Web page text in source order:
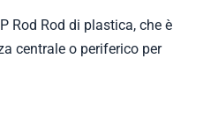
Rod Rod di plastica, che è
centrale o periferico per